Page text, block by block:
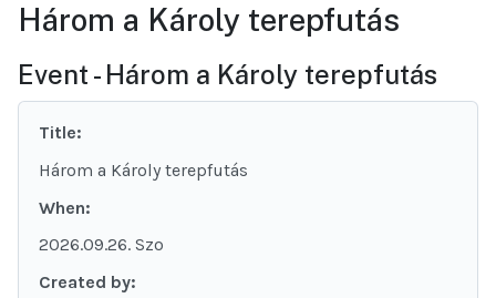
Három a Károly terepfutás
Event - Három a Károly terepfutás
Title:
Három a Károly terepfutás
When:
2026.09.26. Szo
Created by: